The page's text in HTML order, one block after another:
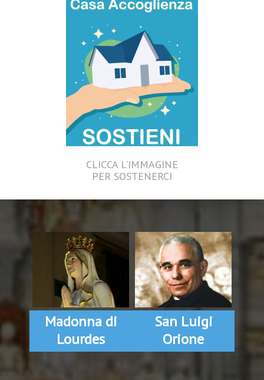
CLICCA L'IMMAGINE
PER SOSTENERCI
Madonna di
Lourdes
San Luigi
Orione